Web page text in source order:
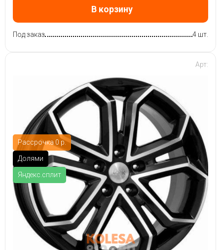
В корзину
Под заказ 4 шт.
Рассрочка 0 р.
Долями
Яндекс.сплит
Арт: